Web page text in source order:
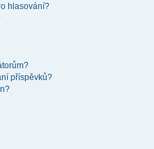
hlasování?
příspěvků?